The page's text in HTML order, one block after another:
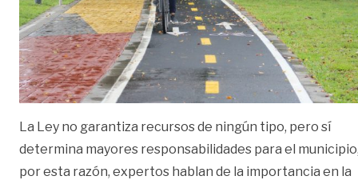
La Ley no garantiza recursos de ningún tipo, pero sí
determina mayores responsabilidades para el
por esta razón, expertos hablan de la importancia en la